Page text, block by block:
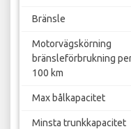
Bränsle
Motorvägskörning
bränsleförbrukning
100 km
Max bålkapacitet
Minsta trunkkapacitet